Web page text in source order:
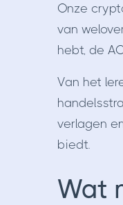
Onze
van
hebt, de
Van het
verlagen
biedt.
Wat